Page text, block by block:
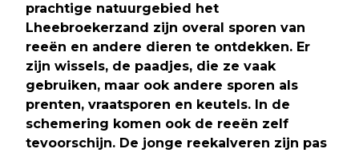
prachtige natuurgebied het
Lheebroekerzand zijn overal sporen van
reeën en andere dieren te ontdekken. Er
zijn wissels, de paadjes, die ze vaak
gebruiken, maar ook andere sporen als
prenten, vraatsporen en keutels. In de
schemering komen ook de reeën zelf
tevoorschijn. De jonge reekalveren zijn pas